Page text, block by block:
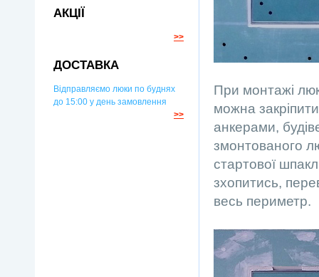
АКЦІЇ
>>
ДОСТАВКА
Відправляємо люки по буднях
до 15:00 у день замовлення
>>
При монтажі
можна
анкерами,
змонтованого
стартової
зхопитись,
весь периметр.